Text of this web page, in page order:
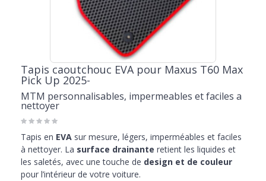
Tapis caoutchouc EVA pour Maxus T60 Max
Pick Up 2025-
MTM personnalisables, impermeables et faciles a
nettoyer
Tapis en EVA sur mesure, légers, imperméables et faciles
à nettoyer. La surface drainante retient les liquides et
les saletés, avec une touche de design et de couleur
pour l’intérieur de votre voiture.